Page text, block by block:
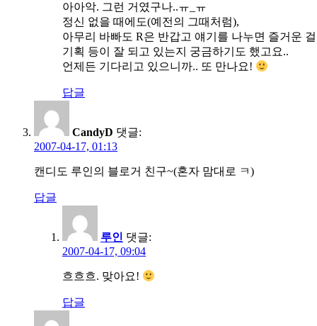
아아악. 그런 거였구나..ㅠ_ㅠ
정신 없을 때에도(예전의 그때처럼),
아무리 바빠도 R은 반갑고 얘기를 나누면 즐거운
기획 등이 잘 되고 있는지 궁금하기도 했고요..
언제든 기다리고 있으니까.. 또 만나요!
답글
CandyD 댓글:
2007-04-17, 01:13
캔디도 루인의 블로거 친구~(혼자 맘대로 ㅋ)
답글
루인 댓글:
2007-04-17, 09:04
흐흐흐. 맞아요!
답글